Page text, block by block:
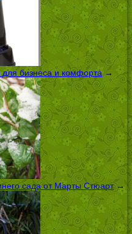
бизнеса и комфорта →
сада от Марты Стюарт→